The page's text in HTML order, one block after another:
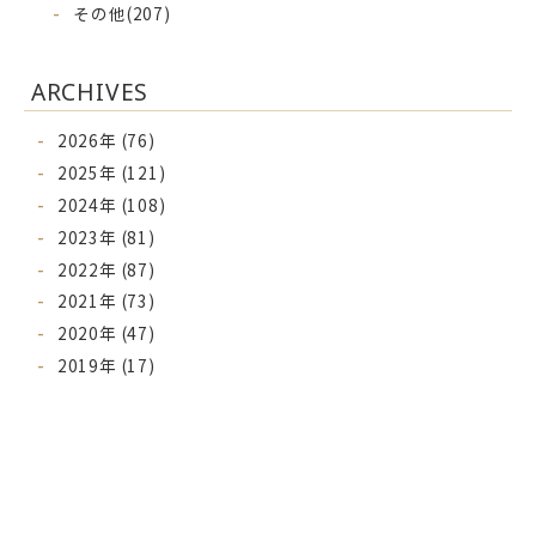
その他(207)
ARCHIVES
2026年 (76)
2025年 (121)
2024年 (108)
2023年 (81)
2022年 (87)
2021年 (73)
2020年 (47)
2019年 (17)